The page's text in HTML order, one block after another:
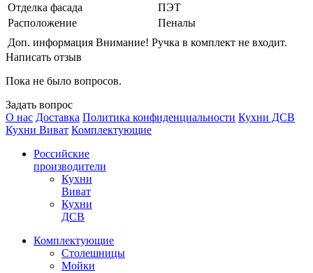
Отделка фасада
ПЭТ
Расположение
Пеналы
Доп. информация Внимание! Ручка в комплект не входит.
Написать отзыв
Пока не было вопросов.
Задать вопрос
О нас Доставка Политика конфиденциальности Кухни ДСВ
Кухни Виват Комплектующие
Российские
производители
Кухни
Виват
Кухни
ДСВ
Комплектующие
Столешницы
Мойки